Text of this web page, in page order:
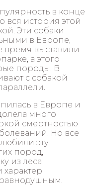
в конце
вся история этой
Эти собаки
в Европе,
время выставили
а этого
породы. В
с собакой
в Европе и
много
смертностью
Но все
эту
пород,
из леса